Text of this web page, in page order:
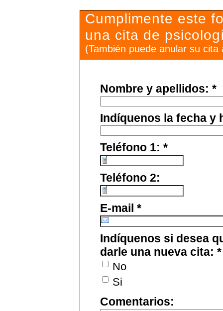
Cumplimente este
una cita de
(También puede anular su
Nombre y apellidos: *
Indíquenos la fecha y
Teléfono 1: *
Teléfono 2:
E-mail *
Indíquenos si desea
darle una nueva cita: *
No
Si
Comentarios: